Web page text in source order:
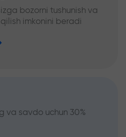
bozorni tushunish va
imkonini beradi
va savdo uchun 30%